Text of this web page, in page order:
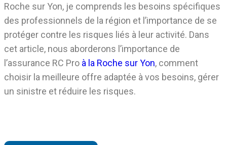
Roche sur Yon, je comprends les besoins spécifiques
des professionnels de la région et l’importance de se
protéger contre les risques liés à leur activité. Dans
cet article, nous aborderons l’importance de
l’assurance RC Pro à la Roche sur Yon, comment
choisir la meilleure offre adaptée à vos besoins, gérer
un sinistre et réduire les risques.